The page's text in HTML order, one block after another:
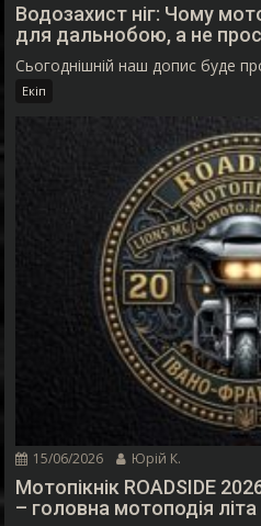
Водозахист ніг: Чому
для дальнобою, а не
Сьогоднішній наш допис буде
Екіп
15/06/2026 Юрій К.
Мотопікнік ROADSIDE
– головна мотоподія літа